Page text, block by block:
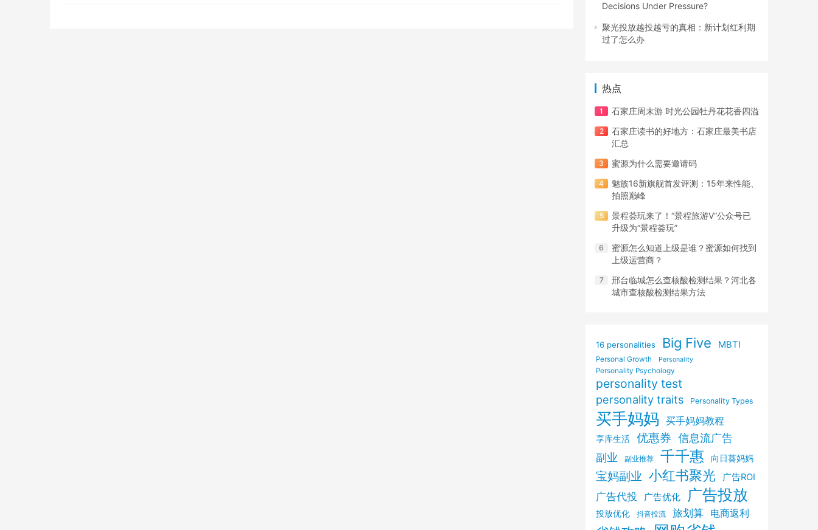
Decisions Under Pressure?
聚光投放越投越亏的真相：新计划红利期
过了怎么办
热点
石家庄周末游 时光公园牡丹花花香四溢
石家庄读书的好地方：石家庄最美书店
汇总
蜜源为什么需要邀请码
魅族16新旗舰首发评测：15年来性能、
拍照巅峰
景程荟玩来了！“景程旅游V”公众号已
升级为“景程荟玩”
蜜源怎么知道上级是谁？蜜源如何找到
上级运营商？
邢台临城怎么查核酸检测结果？河北各
城市查核酸检测结果方法
16 personalities Big Five MBTI
Personal Growth Personality
Personality Psychology
personality test
personality traits Personality Types
买手妈妈 买手妈妈教程
享库生活 优惠券 信息流广告
副业 副业推荐 千千惠 向日葵妈妈
宝妈副业 小红书聚光 广告ROI
广告代投 广告优化 广告投放
投放优化 抖音投流 旅划算 电商返利